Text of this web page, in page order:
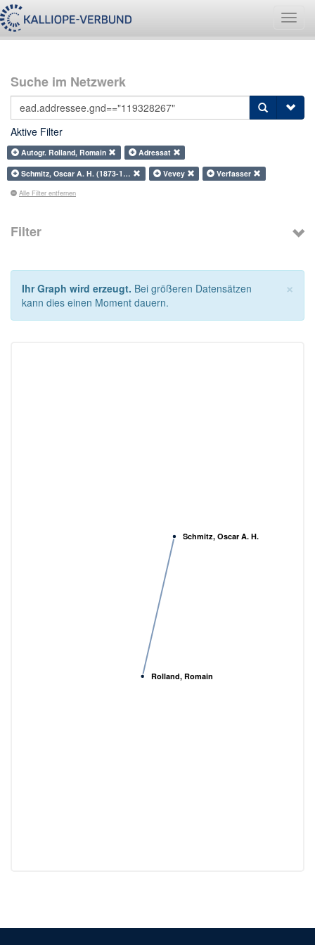
Suche im Netzwerk
Aktive Filter
Autogr. Rolland, Romain
Adressat
Schmitz, Oscar A. H. (1873-1…
Vevey Verfasser
Alle Filter entfernen
Filter
×
Ihr Graph wird erzeugt. Bei größeren Datensätzen
kann dies einen Moment dauern.
Rolland, Romain
Schmitz, Oscar A. H.